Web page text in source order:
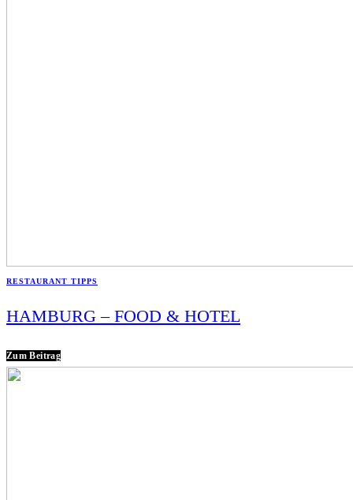
RESTAURANT TIPPS
HAMBURG – FOOD & HOTEL
Zum Beitrag